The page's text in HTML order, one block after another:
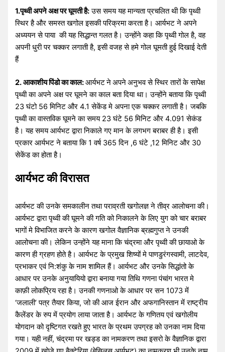
1.पृथ्वी अपने अक्ष पर घूमती है:उस समय यह मान्यता प्रचलित थी कि पृथ्वी
स्थिर है और समस्त खगोल इसकी परिक्रमा करता है। आर्यभट ने अपने
अध्ययन से पाया की यह सिद्धान्त गलत है। उन्होंने कहा कि पृथ्वी गोल है, वह
अपनी धुरी पर चक्कर लगाती है, इसी वजह से हमे गोल घूमती हुई दिखाई देती
हैं
2. आकाशीय पिंडो का काल:आर्यभटनेअपनेअनुभव से स्थिर तारों के सापेक्ष
पृथ्वी का अपने अक्ष पर घूमने का काल बता दिया था। उन्होंने बताया कि पृथ्वी
23 घंटो 56 मिनिट और 4.1 सेकेंड मे अपना एक चक्कर लगाती है। जबकि
पृथ्वी का वास्तविक घूमने का समय 23 घंटे 56 मिनिट और 4.091 सेकंड
है। यह समय आर्यभट द्वारा निकाले गए मान के लगभग बराबर ही है। इसी
प्रकार आर्यभट ने बताया कि 1 वर्ष 365 दिन ,6 घंटे ,12 मिनिट और 30
सेकेंड का होता है।
आर्यभट की विरासत
आर्यभट की उनके समकालीन तथा पराव्रती खगोलज्ञ ने तीव्र आलोचना की।
आर्यभट द्वारा पृथ्वी की घूमने की गति को निकालने के लिए युग को चार बराबर
भागों मे विभाजित करने के कारण खगोल वैज्ञानिक ब्रह्मगुप्त ने उनकी
आलोचना की। लेकिन उन्होंने यह माना कि चंद्रमा और पृथ्वी की छायाओ के
कारण ही ग्रहण होते है। आर्यभट के प्रमुख शिष्यों मे पाणडुरंगस्वामी, लाटदेव,
प्रभाकर एवं नि:शंकु के नाम शामिल हैं। आर्यभट और उनके सिद्धांतो के
आधार पर उनके अनुयायियो द्वारा बनाया गया तिथि गणना पंचांग भारत मे
काफ़ी लोकप्रिय रहा है। उनकी गणनाओ के आधार पर सन 1073 में
‘जलाली’ पत्र तैयार किया, जो की आज ईरान और अफगानिस्तान में राष्ट्रीय
कैलेंडर के रुप में प्रयोग लाया जाता है। आर्यभट के गणितय एवं खगोलीय
योगदान को दृष्टिगत रखते हुए भारत के प्रथम उपग्रह को उनका नाम दिया
गया। यही नहीं, चंद्रमा पर खड्ड का नामकरण तथा इसरो के वैज्ञानिक द्वारा